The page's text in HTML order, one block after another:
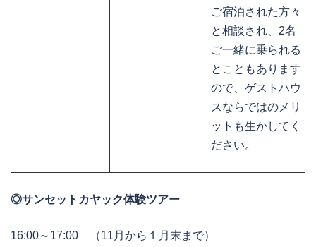
ご宿泊された方々
と相談され、2名
ご一緒に乗られる
とこともあります
ので、ゲストハウ
スならではのメリ
ットも生かしてく
ださい。
◎サンセットカヤック体験ツアー
16:00～17:00 （11月から１月末まで）